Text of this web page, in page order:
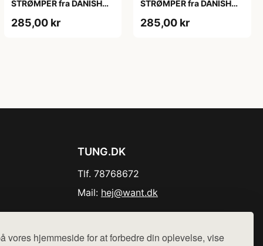
vores hjemmeside for at forbedre din oplevelse, vise
STRØMPER fra DANISH
38, Varm og åndbar
285,00 kr
STRØMPER fra DANISH
38, Varm og åndbar
285,00 kr
TUNG.DK
Tlf. 78768672
Mail: hej@want.dk